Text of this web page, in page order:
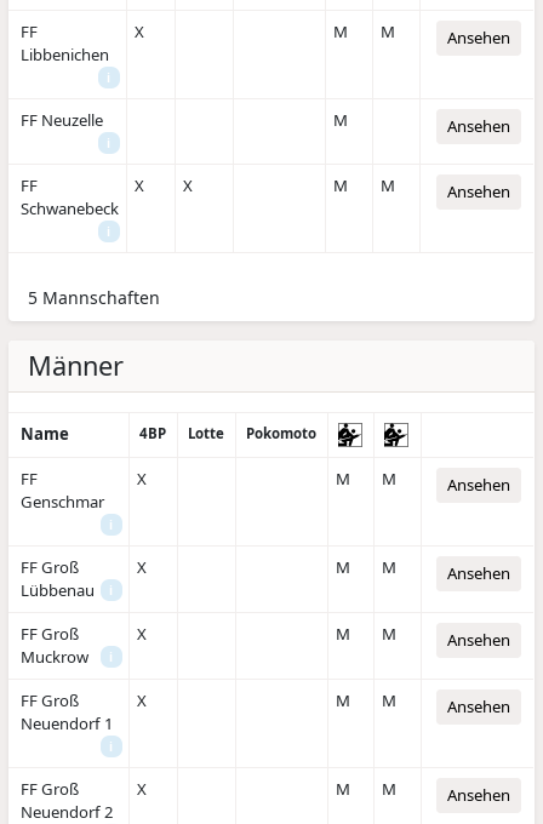
FF
Libbenichen
i
X M M Ansehen
FF Neuzelle
i
M Ansehen
FF
Schwanebeck
i
X X M M Ansehen
5 Mannschaften
Männer
Name 4BP Lotte Pokomoto
FF
Genschmar
i
X M M Ansehen
FF Groß
Lübbenau
i
X M M Ansehen
FF Groß
Muckrow
i
X M M Ansehen
FF Groß
Neuendorf 1
i
X M M Ansehen
FF Groß
Neuendorf 2
X M M Ansehen